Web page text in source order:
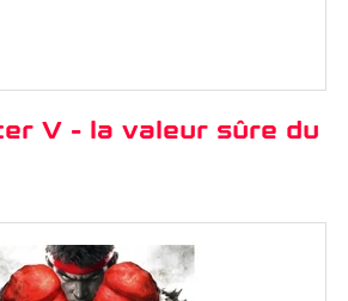
V - la valeur sûre du